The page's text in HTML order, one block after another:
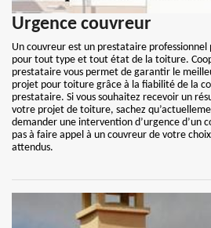
Urgence couvreur
Un couvreur est un prestataire
pour tout type et tout état de la toiture.
prestataire vous permet de garantir le
projet pour toiture grâce à la fiabilité de la
prestataire. Si vous souhaitez recevoir un
votre projet de toiture, sachez
demander une intervention d’urgence d’un
pas à faire appel à un couvreur de votre
attendus.